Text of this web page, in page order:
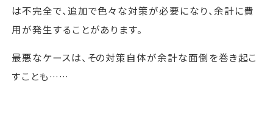
は不完全で、追加で色々な対策が必要になり、余計に費
用が発生することがあります。
最悪なケースは、その対策自体が余計な面倒を巻き起こ
すことも……